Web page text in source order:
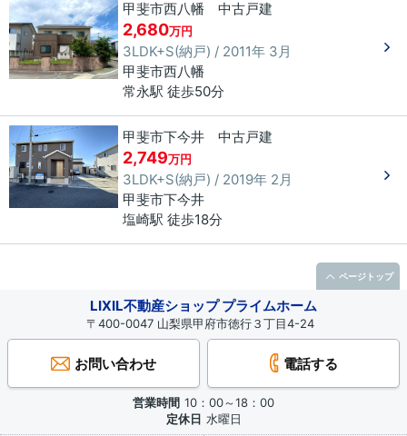
甲斐市西八幡 中古戸建
2,680万円
3LDK+S(納戸) / 2011年 3月
甲斐市西八幡
常永駅 徒歩50分
甲斐市下今井 中古戸建
2,749万円
3LDK+S(納戸) / 2019年 2月
甲斐市下今井
塩崎駅 徒歩18分
LIXIL不動産ショップ プライムホーム
〒400-0047 山梨県甲府市徳行３丁目4-24
お問い合わせ 電話する
営業時間 10：00～18：00
定休日 水曜日
ページトップ